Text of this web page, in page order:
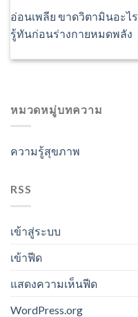
อ่อนเพลีย ขาดวิตามินอะไร
รู้ทันก่อนร่างกายหมดพลัง
หมวดหมู่บทความ
ความรู้สุขภาพ
RSS
เข้าสู่ระบบ
เข้าฟีด
แสดงความเห็นฟีด
WordPress.org